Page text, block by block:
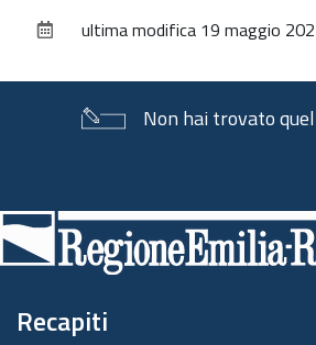
documentoultima modifica 19 maggio
Non hai trovato
di
pagina
Recapiti